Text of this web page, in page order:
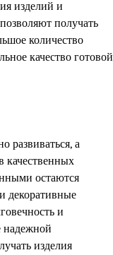
изделий и
получать
количество
качество готовой
развиваться, а
качественных
остаются
декоративные
и
надежной
изделия